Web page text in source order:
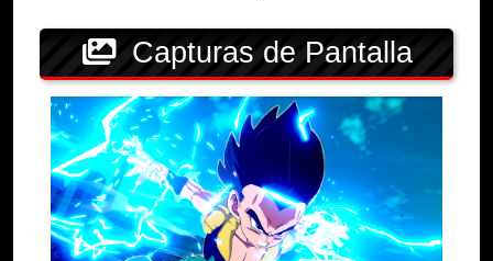
Capturas de Pantalla